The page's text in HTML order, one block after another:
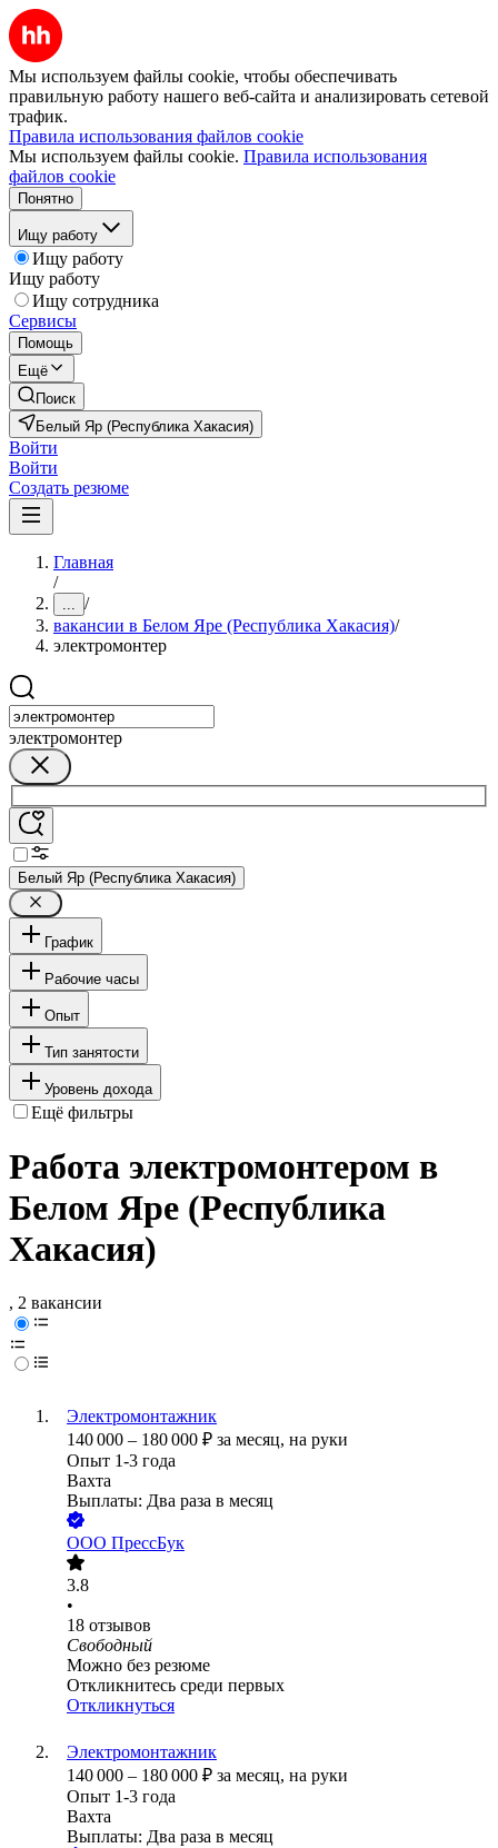
Мы используем файлы cookie, чтобы обеспечивать
правильную работу нашего веб-сайта и анализировать сетевой
трафик.
Правила использования файлов cookie
Мы используем файлы cookie. Правила использования
файлов cookie
Понятно
Ищу работу
Ищу работу
Ищу работу
Ищу сотрудника
Сервисы
Помощь
Ещё
Поиск
Белый Яр (Республика Хакасия)
Войти
Войти
Создать резюме
Главная
/
... /
вакансии в Белом Яре (Республика Хакасия)/
электромонтер
электромонтер
Белый Яр (Республика Хакасия)
График
Рабочие часы
Опыт
Тип занятости
Уровень дохода
Ещё фильтры
Работа электромонтером в
Белом Яре (Республика
Хакасия)
, 2 вакансии
Электромонтажник
140 000 – 180 000 ₽ за месяц, на руки
Опыт 1-3 года
Вахта
Выплаты: Два раза в месяц
ООО ПрессБук
3.8
•
18 отзывов
Свободный
Можно без резюме
Откликнитесь среди первых
Откликнуться
Электромонтажник
140 000 – 180 000 ₽ за месяц, на руки
Опыт 1-3 года
Вахта
Выплаты: Два раза в месяц